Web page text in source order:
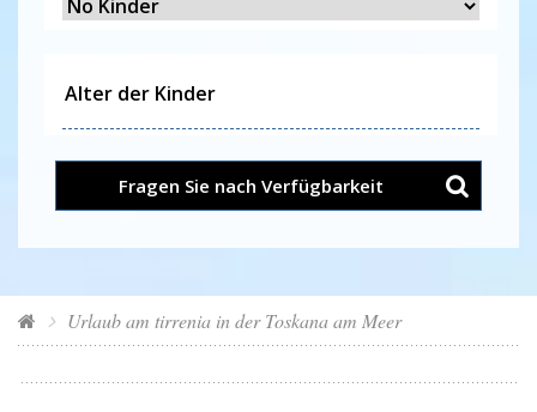
Fragen Sie nach Verfügbarkeit
Urlaub am tirrenia in der Toskana am Meer